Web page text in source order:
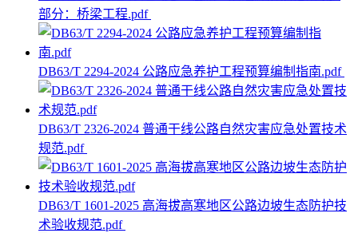
部分：桥梁工程.pdf
DB63/T 2294-2024 公路应急养护工程预算编制指南.pdf
DB63/T 2326-2024 普通干线公路自然灾害应急处置技术
规范.pdf
DB63/T 1601-2025 高海拔高寒地区公路边坡生态防护技
术验收规范.pdf